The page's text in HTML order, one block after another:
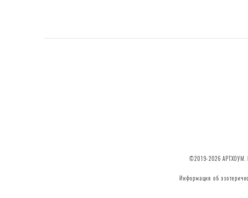
©2019-2026 АРТХОУМ.
Информация об